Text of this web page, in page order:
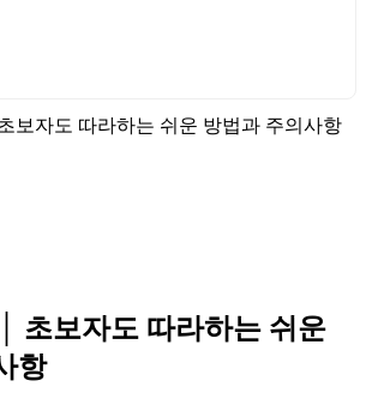
초보자도 따라하는 쉬운
항